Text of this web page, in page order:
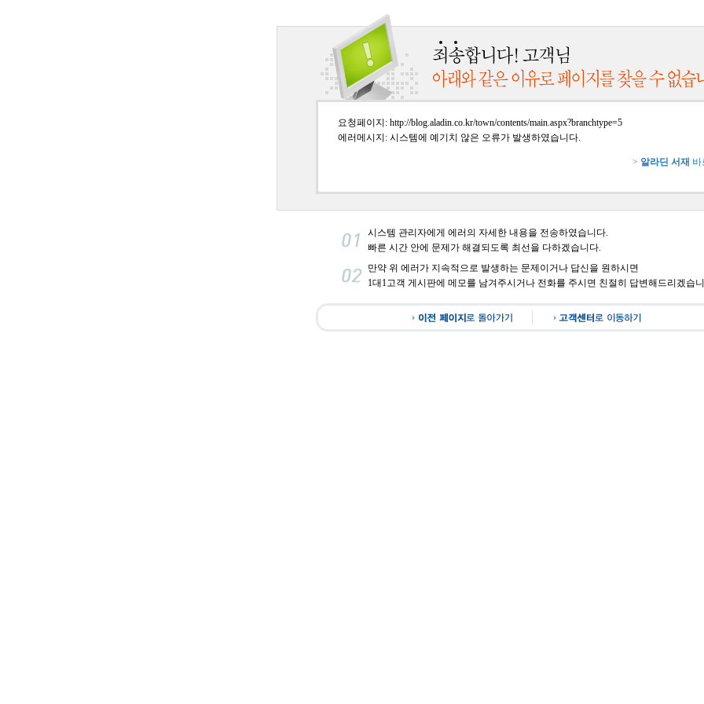
요청페이지: http://blog.aladin.co.kr/town/contents/main.aspx?branchtype=5
에러메시지: 시스템에 예기치 않은 오류가 발생하였습니다.
> 알라딘 서재 바
시스템 관리자에게 에러의 자세한 내용을 전송하였습니다.
빠른 시간 안에 문제가 해결되도록 최선을 다하겠습니다.
만약 위 에러가 지속적으로 발생하는 문제이거나 답신을 원하시면
1대1고객 게시판에 메모를 남겨주시거나 전화를 주시면 친절히 답변해드리겠습